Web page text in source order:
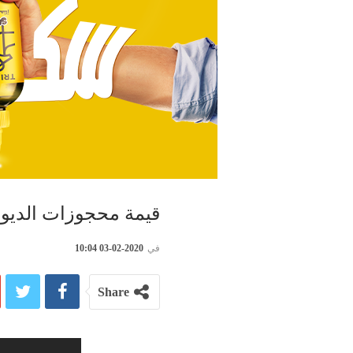
قيمة محجوزات الديوانة قاربت 14 مليون
في 2020-02-03 10:04
Share